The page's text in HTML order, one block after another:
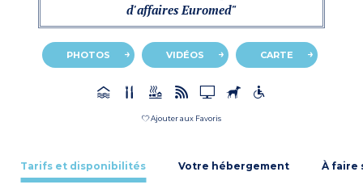
d'affaires Euromed"
PHOTOS VIDÉOS CARTE
Ajouter aux Favoris
Tarifs et disponibilités Votre hébergement À faire